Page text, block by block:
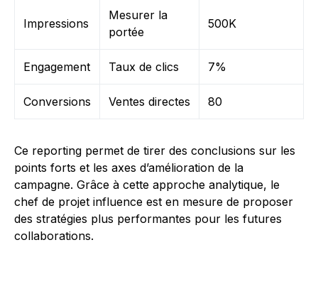
Impressions
Mesurer la
portée
500K
Engagement Taux de clics 7%
Conversions Ventes directes 80
Ce reporting permet de tirer des conclusions sur les
points forts et les axes d’amélioration de la
campagne. Grâce à cette approche analytique, le
chef de projet influence est en mesure de proposer
des stratégies plus performantes pour les futures
collaborations.